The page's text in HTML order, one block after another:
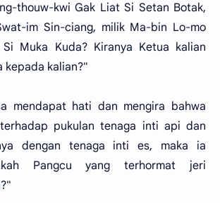
thouw-kwi Gak Liat Si Setan Botak,
im Sin-ciang, milik Ma-bin Lo-mo
Muka Kuda? Kiranya Ketua kalian
kepada kalian?"
mendapat hati dan mengira bahwa
pukulan tenaga inti api dan
dengan tenaga inti es, maka ia
Pangcu yang terhormat jeri